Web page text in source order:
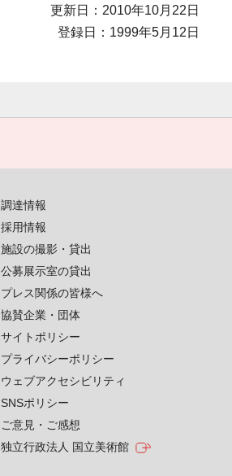
更新日：2010年10月22日
登録日：1999年5月12日
調達情報
採用情報
施設の撮影・貸出
公募展示室の貸出
プレス関係の皆様へ
協賛企業・団体
サイトポリシー
プライバシーポリシー
ウェブアクセシビリティ
SNSポリシー
ご意見・ご感想
独立行政法人 国立美術館